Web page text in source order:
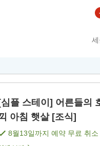
플 스테이] 어른들의
아침 햇살 [조식]
8월13일까지 예약 무료 취소